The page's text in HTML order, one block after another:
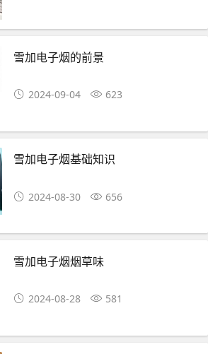
雪加电子烟的前景
2024-09-04 623
雪加电子烟基础知识
2024-08-30 656
雪加电子烟烟草味
2024-08-28 581